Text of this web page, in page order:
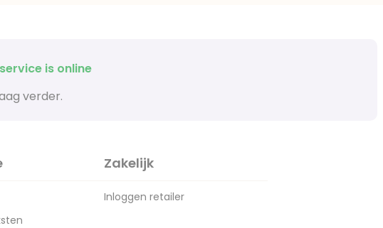
is online
verder.
Zakelijk
Inloggen retailer